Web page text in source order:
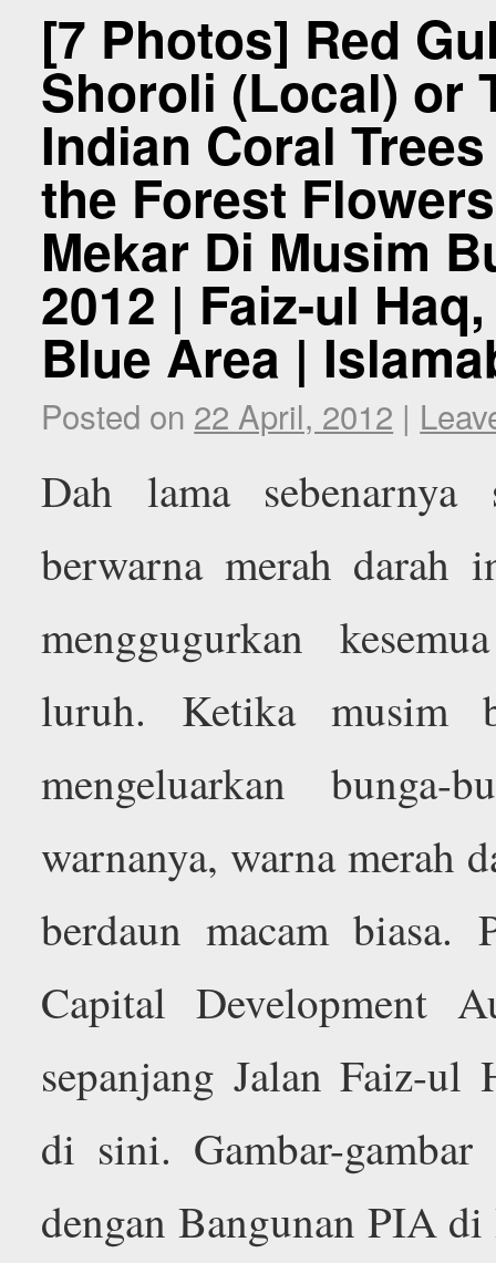
[7 Photos] Red
Shoroli (Local) or
Indian Coral
the Forest
Mekar Di Musim
2012 | Faiz-ul
Blue Area |
Posted on 22 April, 2012 |
Dah lama sebenarnya
berwarna merah darah
menggugurkan
luruh. Ketika musim
mengeluarkan
warnanya, warna merah
berdaun macam
Capital Development
sepanjang Jalan Faiz-ul
di sini. Gambar-
dengan Bangunan PIA